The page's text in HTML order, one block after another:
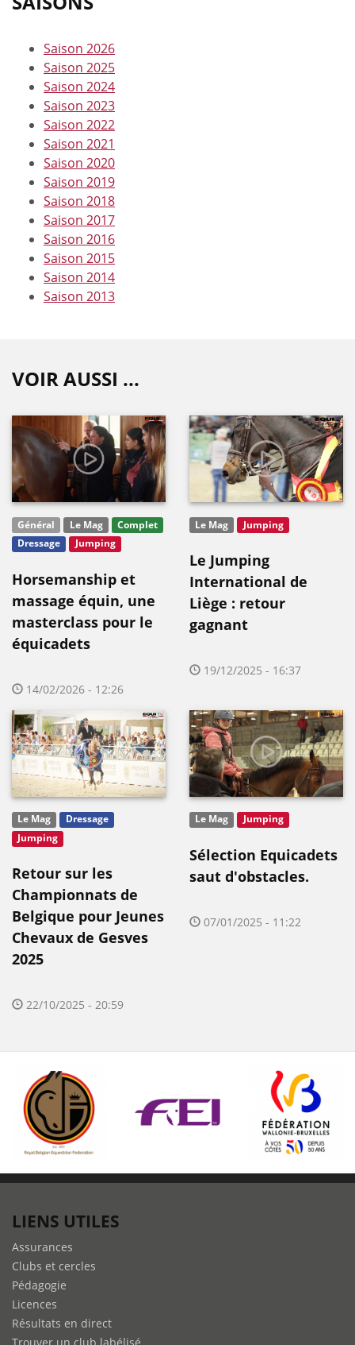
Saison 2026
Saison 2025
Saison 2024
Saison 2023
Saison 2022
Saison 2021
Saison 2020
Saison 2019
Saison 2018
Saison 2017
Saison 2016
Saison 2015
Saison 2014
Saison 2013
VOIR AUSSI ...
Général Le Mag
Complet
Dressage
Jumping
Horsemanship et
massage équin, une
masterclass pour le
équicadets
14/02/2026 - 12:26
Le Mag Jumping
Le Jumping
International de
Liège : retour
gagnant
19/12/2025 - 16:37
Le Mag
Dressage
Jumping
Retour sur les
Championnats de
Belgique pour Jeunes
Chevaux de Gesves
2025
22/10/2025 - 20:59
Le Mag Jumping
Sélection Equicadets
saut d'obstacles.
07/01/2025 - 11:22
LIENS UTILES
Assurances
Clubs et cercles
Pédagogie
Licences
Résultats en direct
Trouver un club labélisé